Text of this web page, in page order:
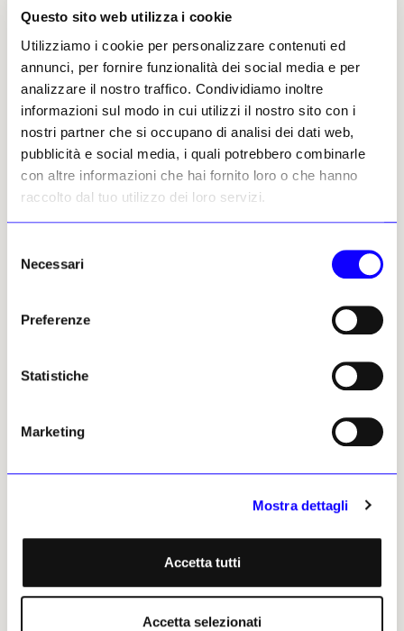
Questo sito web utilizza i cookie
Utilizziamo i cookie per personalizzare contenuti ed
annunci, per fornire funzionalità dei social media e per
analizzare il nostro traffico. Condividiamo inoltre
informazioni sul modo in cui utilizzi il nostro sito con i
nostri partner che si occupano di analisi dei dati web,
pubblicità e social media, i quali potrebbero combinarle
con altre informazioni che hai fornito loro o che hanno
raccolto dal tuo utilizzo dei loro servizi.
delNecessari
Preferenze
Statistiche
Marketing
Mostra dettagli
Accetta tutti
Accetta selezionati
Altri articoli dell'autore
L’Università di Palermo al
aperta fino al 14 settembre al
Lessons from Space,
astronomi e ricercatori
In Arabia Saudita, SOAS
forma i professionisti dei
La Museums Commission
saudita e SOAS University of
Arts in Museum Studies in
collaborazione con due
programma formerà curatori,
conservatori e manager
museali nell’ambito della
Rosalba Cignetti